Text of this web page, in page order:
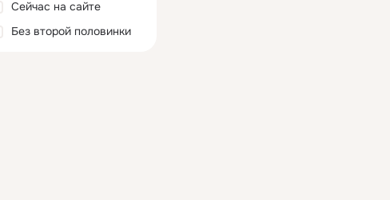
Сейчас на сайте
Без второй половинки